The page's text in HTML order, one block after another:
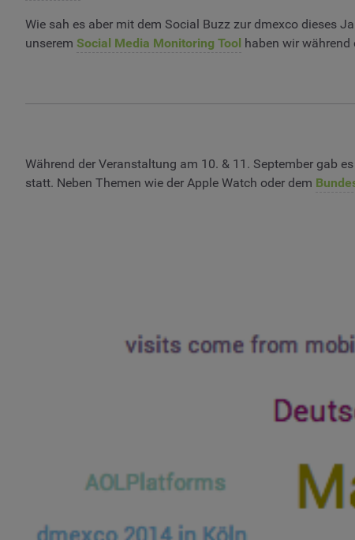
Wie sah es aber mit dem Social Buzz zur dmexco dieses
unserem Social Media Monitoring Tool haben wir
Während der Veranstaltung am 10. & 11. September gab
statt. Neben Themen wie der Apple Watch oder dem